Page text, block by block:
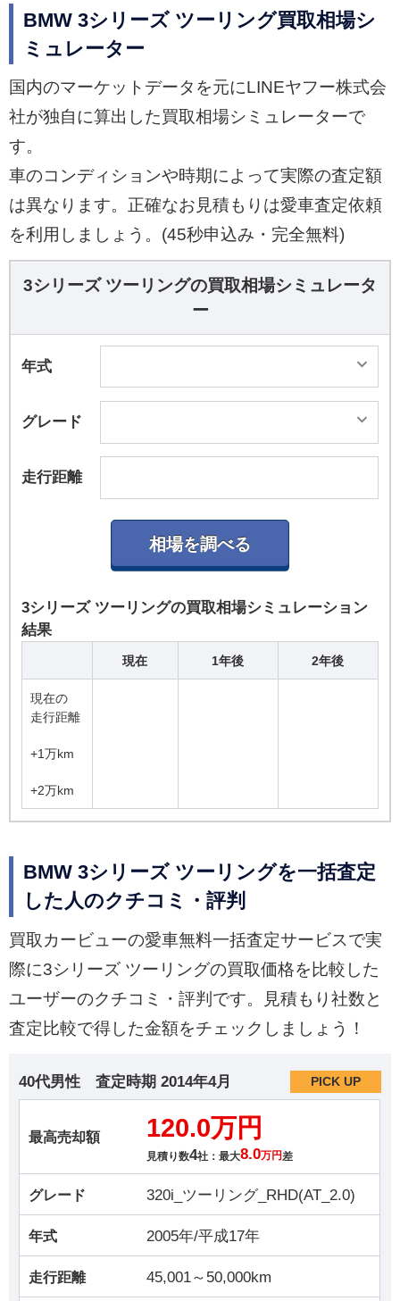
BMW 3シリーズ ツーリング買取相場シ
ミュレーター
国内のマーケットデータを元にLINEヤフー株式会
社が独自に算出した買取相場シミュレーターで
す。
車のコンディションや時期によって実際の査定額
は異なります。正確なお見積もりは愛車査定依頼
を利用しましょう。(45秒申込み・完全無料)
3シリーズ ツーリングの買取相場シミュレータ
ー
年式
グレード
走行距離
3シリーズ ツーリングの買取相場シミュレーション
結果
現在 1年後 2年後
現在の
走行距離
+1万km
+2万km
BMW 3シリーズ ツーリングを一括査定
した人のクチコミ・評判
買取カービューの愛車無料一括査定サービスで実
際に3シリーズ ツーリングの買取価格を比較した
ユーザーのクチコミ・評判です。見積もり社数と
査定比較で得した金額をチェックしましょう！
40代男性 査定時期 2014年4月 PICK UP
最高売却額 120.0万円
見積り数4社：最大8.0万円 差
グレード 320i_ツーリング_RHD(AT_2.0)
年式 2005年/平成17年
走行距離 45,001～50,000km